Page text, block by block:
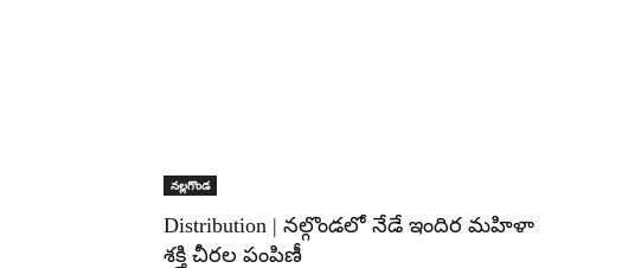
నల్లగొండ
Distribution | నల్గొండలో నేడే ఇందిర మహిళా
శక్తి చీరల పంపిణీ